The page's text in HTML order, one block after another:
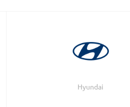
Hyundai